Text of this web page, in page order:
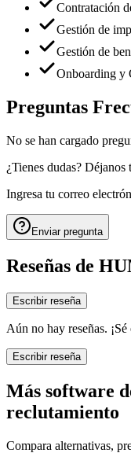
Contratación
Gestión de
Gestión de
Onboarding y
Preguntas
No se han cargado
¿Tienes dudas? Déjanos
Ingresa tu correo
Enviar pregunta
Reseñas de
Escribir reseña
Aún no hay reseñas.
Escribir reseña
Más software
reclutamiento
Compara alternativas,